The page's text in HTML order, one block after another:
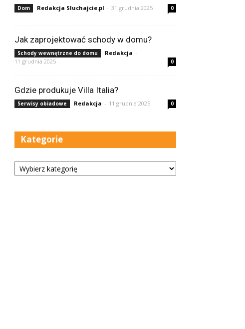
Dom Redakcja Sluchajcie.pl - 31 grudnia 2025 0
Jak zaprojektować schody w domu?
Schody wewnętrzne do domu Redakcja -
11 grudnia 2025
0
Gdzie produkuje Villa Italia?
Serwisy obiadowe Redakcja - 11 grudnia 2025 0
Kategorie
Kategorie